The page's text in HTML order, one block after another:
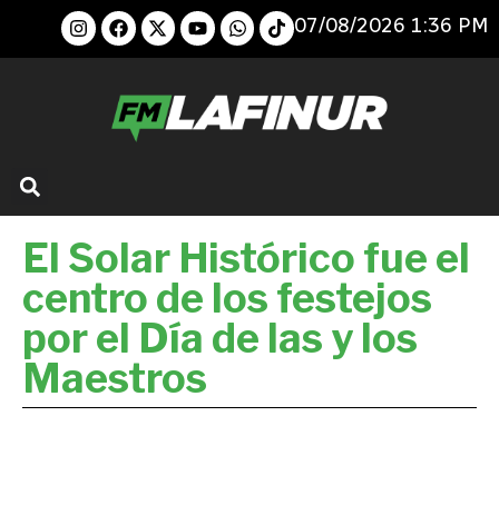
07/08/2026 1:36 PM
El Solar Histórico fue el
centro de los festejos
por el Día de las y los
Maestros